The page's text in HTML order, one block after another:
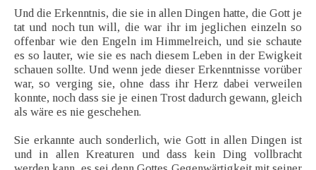
Und die Erkenntnis, die sie in allen Dingen hatte, die Gott je
tat und noch tun will, die war ihr im jeglichen einzeln so
offenbar wie den Engeln im Himmelreich, und sie schaute
es so lauter, wie sie es nach diesem Leben in der Ewigkeit
schauen sollte. Und wenn jede dieser Erkenntnisse vorüber
war, so verging sie, ohne dass ihr Herz dabei verweilen
konnte, noch dass sie je einen Trost dadurch gewann, gleich
als wäre es nie geschehen.
Sie erkannte auch sonderlich, wie Gott in allen Dingen ist
und in allen Kreaturen und dass kein Ding vollbracht